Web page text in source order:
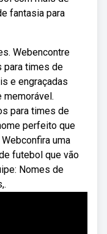
fantasia para
Webencontre
para times de
e engraçadas
memorável.
para times de
perfeito que
uma
futebol que vão
Nomes de